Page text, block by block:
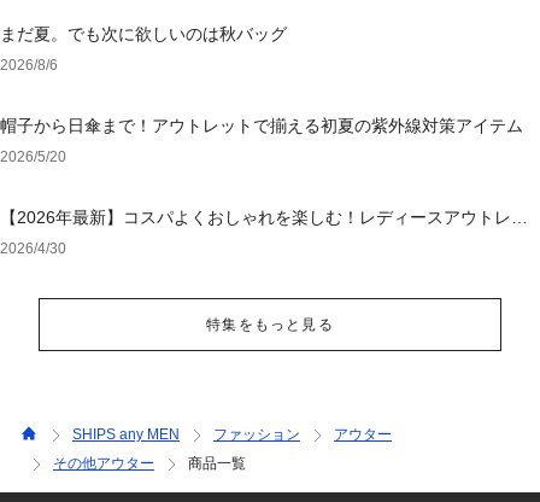
まだ夏。でも次に欲しいのは秋バッグ
2026/8/6
帽子から日傘まで！アウトレットで揃える初夏の紫外線対策アイテム
2026/5/20
【2026年最新】コスパよくおしゃれを楽しむ！レディースアウトレッ
トおすすめブランド特集
2026/4/30
特集をもっと見る
SHIPS any MEN ファッション
アウター
その他アウター
商品一覧